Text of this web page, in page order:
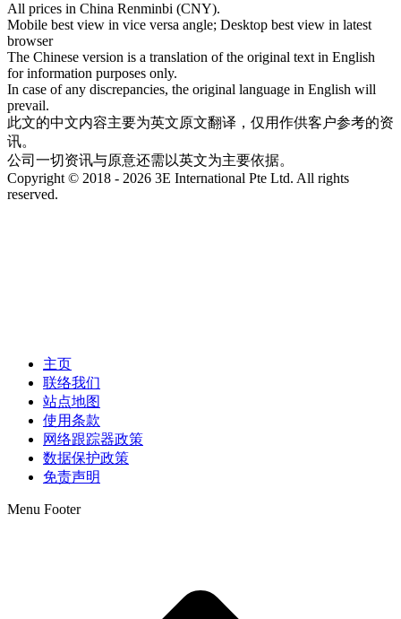
All prices in China Renminbi (CNY).
Mobile best view in vice versa angle; Desktop best view in latest
browser
The Chinese version is a translation of the original text in English
for information purposes only.
In case of any discrepancies, the original language in English will
prevail.
此文的中文内容主要为英文原文翻译，仅用作供客户参考的资
讯。
公司一切资讯与原意还需以英文为主要依据。
Copyright © 2018 - 2026 3E International Pte Ltd. All rights
reserved.
主页
联络我们
站点地图
使用条款
网络跟踪器政策
数据保护政策
免责声明
Menu Footer